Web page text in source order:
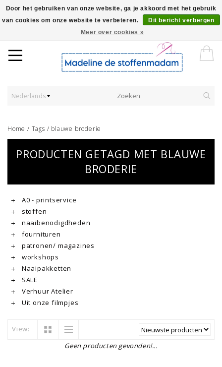
Worldwide Shipping - Onze stoffen worden verkocht per 10 cm.
Nederlands
Home / Tags / blauwe broderie
PRODUCTEN GETAGD MET BLAUWE
BRODERIE
A0 - printservice
stoffen
naaibenodigdheden
fournituren
patronen/ magazines
workshops
Naaipakketten
SALE
Verhuur Atelier
Uit onze filmpjes
View:
Geen producten gevonden!...
Door het gebruiken van onze website, ga je akkoord met het gebruik
van cookies om onze website te verbeteren.
Dit bericht verbergen
Meer over cookies »